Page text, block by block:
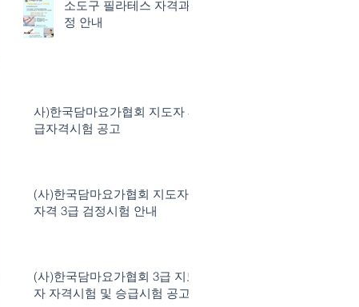
소도구 필라테스 자격과
정 안내
사)한국담마요가협회 지도자 3
급자격시험 공고
(사)한국담마요가협회 지도자
자격 3급 검정시험 안내
(사)한국담마요가협회 3급 지도
자 자격시험 및 승급시험 공고